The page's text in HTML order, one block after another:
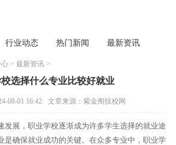
行业动态 热门新闻 最新资讯
> 最新资讯 >
选择什么专业比较好就业
08-01 16:42 文章来源：紫金阁技校网
发展，职业学校逐渐成为许多学生选择的就业途
是确保就业成功的关键。在众多专业中，职业学